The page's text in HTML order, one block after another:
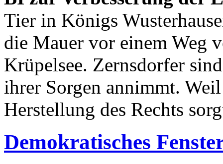
Tier in Königs
die Mauer vor einem Weg
Krüpelsee. Zernsdorfer
ihrer Sorgen annimmt.
Herstellung des Rechts
Demokratisches